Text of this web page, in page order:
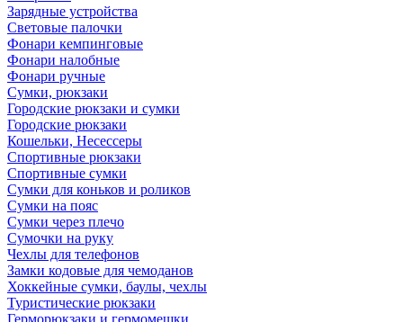
Зарядные устройства
Световые палочки
Фонари кемпинговые
Фонари налобные
Фонари ручные
Сумки, рюкзаки
Городские рюкзаки и сумки
Городские рюкзаки
Кошельки, Несессеры
Спортивные рюкзаки
Спортивные сумки
Сумки для коньков и роликов
Сумки на пояс
Сумки через плечо
Сумочки на руку
Чехлы для телефонов
Замки кодовые для чемоданов
Хоккейные сумки, баулы, чехлы
Туристические рюкзаки
Герморюкзаки и гермомешки